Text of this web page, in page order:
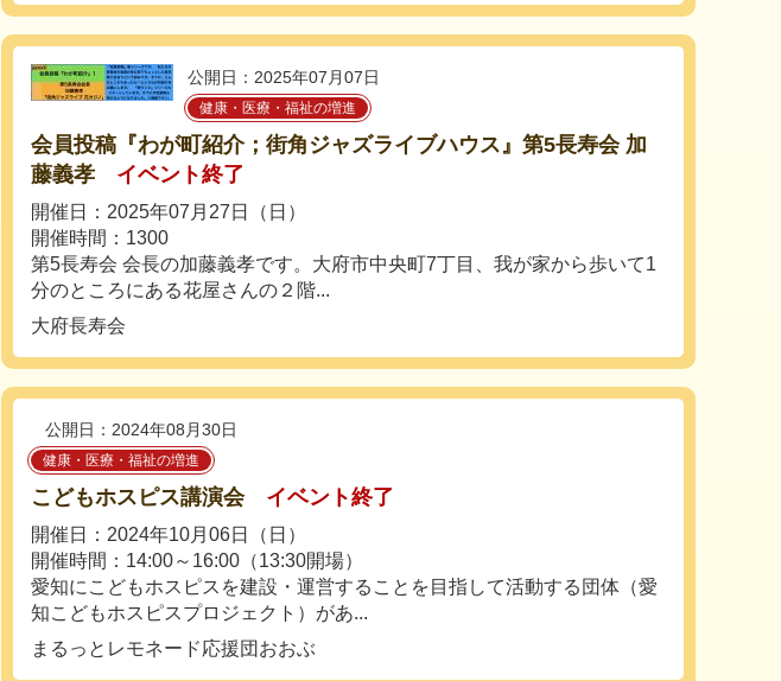
公開日：2025年07月07日
健康・医療・福祉の増進
会員投稿『わが町紹介；街角ジャズライブハウス』第5長寿会 加
藤義孝
イベント終了
開催日：2025年07月27日（日）
開催時間：1300
第5長寿会 会長の加藤義孝です。大府市中央町7丁目、我が家から歩いて1
分のところにある花屋さんの２階...
大府長寿会
公開日：2024年08月30日
健康・医療・福祉の増進
こどもホスピス講演会 イベント終了
開催日：2024年10月06日（日）
開催時間：14:00～16:00（13:30開場）
愛知にこどもホスピスを建設・運営することを目指して活動する団体（愛
知こどもホスピスプロジェクト）があ...
まるっとレモネード応援団おおぶ